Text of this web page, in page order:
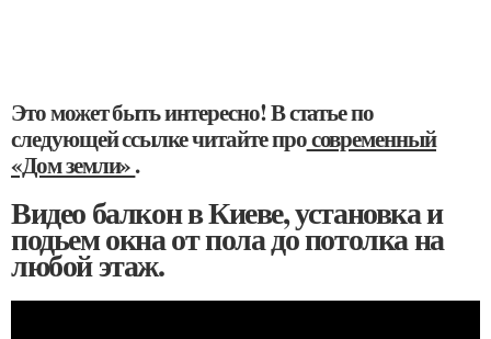
Это может быть интересно! В статье по
следующей ссылке читайте просовременный
«Дом земли».
Видео балкон в Киеве, установка и
подьем окна от пола до потолка на
любой этаж.